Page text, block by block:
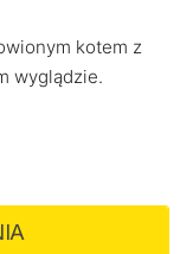
kotem z
wyglądzie.